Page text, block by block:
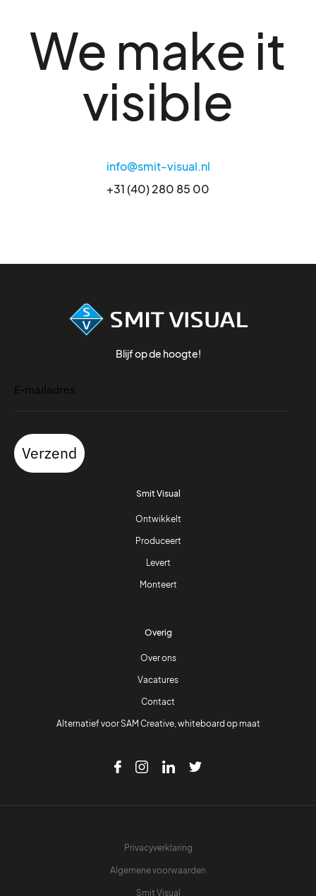
We make it
visible
info@smit-visual.nl
+31 (40) 280 85 00
Blijf op de hoogte!
Verzend
Smit Visual
Ontwikkelt
Produceert
Levert
Monteert
Overig
Over ons
Vacatures
Contact
Alternatief voor SAM Creative, whiteboard op maat
Privacyverklaring
Algemene voorwaarden
Smit Visual